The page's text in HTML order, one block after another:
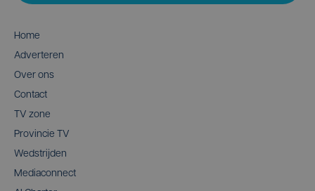
Home
Adverteren
Over ons
Contact
TV zone
Provincie TV
Wedstrijden
Mediaconnect